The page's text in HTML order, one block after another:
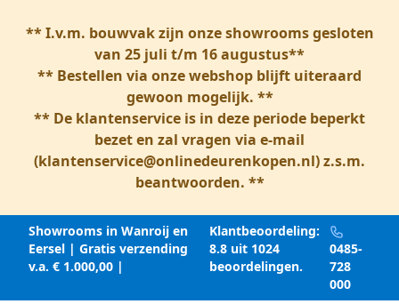
** I.v.m. bouwvak zijn onze showrooms gesloten
van 25 juli t/m 16 augustus**
** Bestellen via onze webshop blijft uiteraard
gewoon mogelijk. **
** De klantenservice is in deze periode beperkt
bezet en zal vragen via e-mail
(klantenservice@onlinedeurenkopen.nl) z.s.m.
beantwoorden. **
Showrooms in Wanroij en
Eersel | Gratis verzending
v.a. € 1.000,00 |
Klantbeoordeling:
8.8 uit 1024
beoordelingen.
0485-
728
000